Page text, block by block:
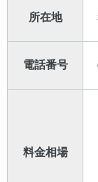
所在地
電話番号
料金相場